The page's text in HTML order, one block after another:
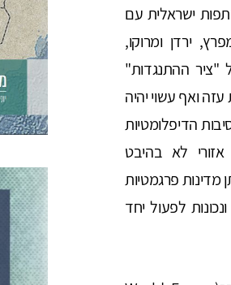
ישראלית עם
ירדן ומרוקו,
"ציר ההתנגדות"
ואף עשוי יהיה
הדיפלומטיות
אזורי לא בהיבט
מדינות פרגמטיות
לפעול יחד